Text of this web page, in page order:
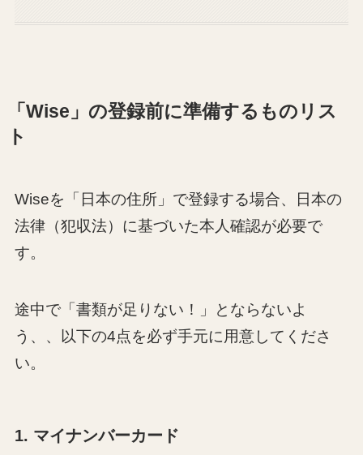
「Wise」の登録前に準備するものリス
ト
Wiseを「日本の住所」で登録する場合、日本の
法律（犯収法）に基づいた本人確認が必要で
す。
途中で「書類が足りない！」とならないよ
う、、 以下の4点を必ず手元に用意してくださ
い。
1. マイナンバーカード